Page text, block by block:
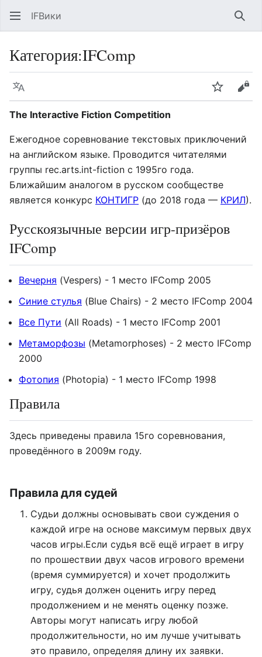
IFВики
Категория:IFComp
Язык Следить
The Interactive Fiction Competition
Ежегодное соревнование текстовых приключений
на английском языке. Проводится читателями
группы rec.arts.int-fiction с 1995го года.
Ближайшим аналогом в русском сообществе
является конкурс КОНТИГР (до 2018 года — КРИЛ).
Русскоязычные версии игр-призёров
IFComp
Вечерня (Vespers) - 1 место IFComp 2005
Синие стулья (Blue Chairs) - 2 место IFComp 2004
Все Пути (All Roads) - 1 место IFComp 2001
Метаморфозы (Metamorphoses) - 2 место IFComp
2000
Фотопия (Photopia) - 1 место IFComp 1998
Правила
Здесь приведены правила 15го соревнования,
проведённого в 2009м году.
Правила для судей
Судьи должны основывать свои суждения о
каждой игре на основе максимум первых двух
часов игры.Если судья всё ещё играет в игру
по прошествии двух часов игрового времени
(время суммируется) и хочет продолжить
игру, судья должен оценить игру перед
продолжением и не менять оценку позже.
Авторы могут написать игру любой
продолжительности, но им лучше учитывать
это правило, определяя длину их заявки.